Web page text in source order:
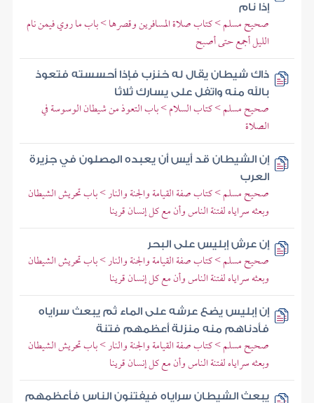
إذا نام
صحيح مسلم > كتاب صلاة المسافرين وقصرها > باب ما روي فيمن نام
الليل أجمع حتى أصبح
ذاك شيطان يقال له خنزب فإذا أحسسته فتعوذ
بالله منه واتفل على يسارك ثلاثا
صحيح مسلم > كتاب السلام > باب التعوذ من شيطان الوسوسة في
الصلاة
إن الشيطان قد أيس أن يعبده المصلون في جزيرة
العرب
صحيح مسلم > كتاب صفة القيامة والجنة والنار > باب تحريش الشيطان
وبعثه سراياه لفتنة الناس وأن مع كل إنسان قرينا
إن عرش إبليس على البحر
صحيح مسلم > كتاب صفة القيامة والجنة والنار > باب تحريش الشيطان
وبعثه سراياه لفتنة الناس وأن مع كل إنسان قرينا
إن إبليس يضع عرشه على الماء ثم يبعث سراياه
فأدناهم منه منزلة أعظمهم فتنة
صحيح مسلم > كتاب صفة القيامة والجنة والنار > باب تحريش الشيطان
وبعثه سراياه لفتنة الناس وأن مع كل إنسان قرينا
يبعث الشيطان سراياه فيفتنون الناس فأعظمهم